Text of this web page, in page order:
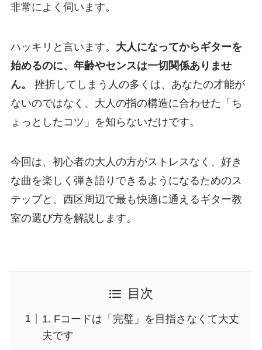
非常によく伺います。
ハッキリと言います。 大人になってからギターを
始めるのに、年齢やセンスは一切関係ありませ
ん。
挫折してしまう人の多くは、あなたの才能が
ないのではなく、大人の指の構造に合わせた「ち
ょっとしたコツ」を知らないだけです。
今回は、初心者の大人の方がストレスなく、好き
な曲を楽しく弾き語りできるようになるためのス
テップと、西区周辺で最も快適に通えるギター教
室の選び方を解説します。
目次
1. Fコードは「完璧」を目指さなくて大丈
夫です